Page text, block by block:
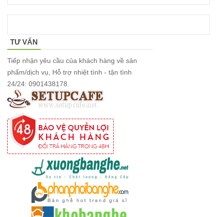
quán cafe
trà sữa nhà
hàng gỗ
cao su
chân sắt
ghế gỗ ash
247
Bàn ghế sắt
cho quán
cafe, quán
ăn sân
TƯ VẤN
Tiếp nhận yêu cầu của khách hàng về sản
phẩm/dịch vụ, Hỗ trợ nhiệt tình - tận tình
24/24: 0901438178.